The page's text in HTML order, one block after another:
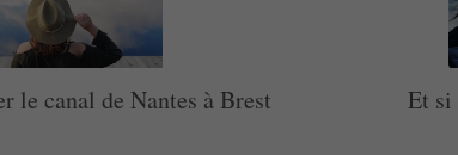
le canal de Nantes à Brest
Et si